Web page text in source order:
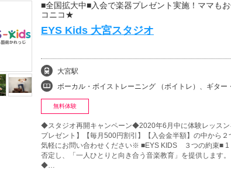
■全国拡大中■入会で楽器プレゼント実施！ママも
コニコ★
EYS Kids 大宮スタジオ
大宮駅
ボーカル・ボイストレーニング （ボイトレ）、ギター・エレキギター、バイオリン、ウクレレ、チェロ、ピ
無料体験
◆スタジオ再開キャンペーン◆2020年6月中に体験レッスン
プレゼント】【毎月500円割引】【入会金半額】の中から
気軽にお問い合わせください※ ■EYS KIDS ３つの約束■ 1
否定し、「一人ひとりと向き合う音楽教育」を提供
◆…